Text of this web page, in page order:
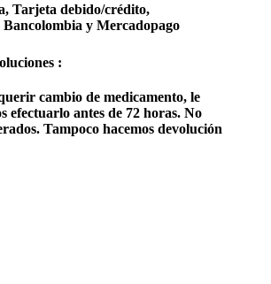
Tarjeta debido/crédito,
y Mercadopago
:
cambio de medicamento, le
efectuarlo antes de 72 horas. No
Tampoco hacemos devolución